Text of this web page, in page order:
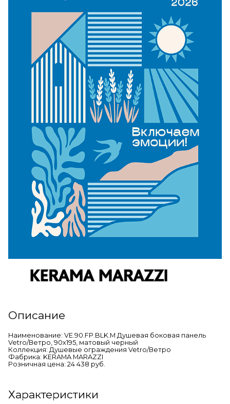
Описание
Наименование: VE.90.FP.BLK.M Душевая боковая панель
Vetro/Ветро, 90х195, матовый черный
Коллекция: Душевые ограждения Vetro/Ветро
Фабрика: KERAMA MARAZZI
Розничная цена: 24 438 руб.
Характеристики